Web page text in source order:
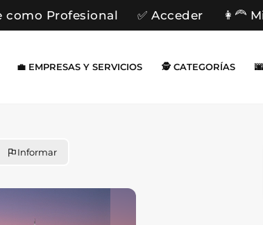
como Profesional ✅ Acceder 👩‍🦰
💼 EMPRESAS Y SERVICIOS 🕵️ CATEGORÍAS
Informar